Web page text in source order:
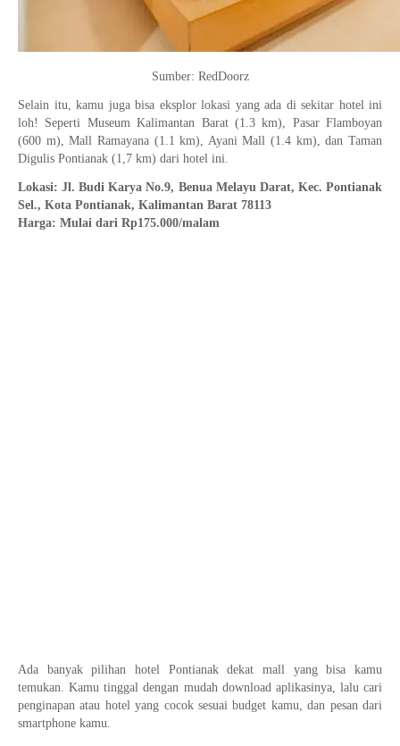
Sumber: RedDoorz
Selain itu, kamu juga bisa eksplor lokasi yang ada di sekitar hotel ini
loh! Seperti Museum Kalimantan Barat (1.3 km), Pasar Flamboyan
(600 m), Mall Ramayana (1.1 km), Ayani Mall (1.4 km), dan Taman
Digulis Pontianak (1,7 km) dari hotel ini.
Lokasi: Jl. Budi Karya No.9, Benua Melayu Darat, Kec. Pontianak
Sel., Kota Pontianak, Kalimantan Barat 78113
Harga: Mulai dari Rp175.000/malam
Ada banyak pilihan hotel Pontianak dekat mall yang bisa kamu
temukan. Kamu tinggal dengan mudah download aplikasinya, lalu cari
penginapan atau hotel yang cocok sesuai budget kamu, dan pesan dari
smartphone kamu.